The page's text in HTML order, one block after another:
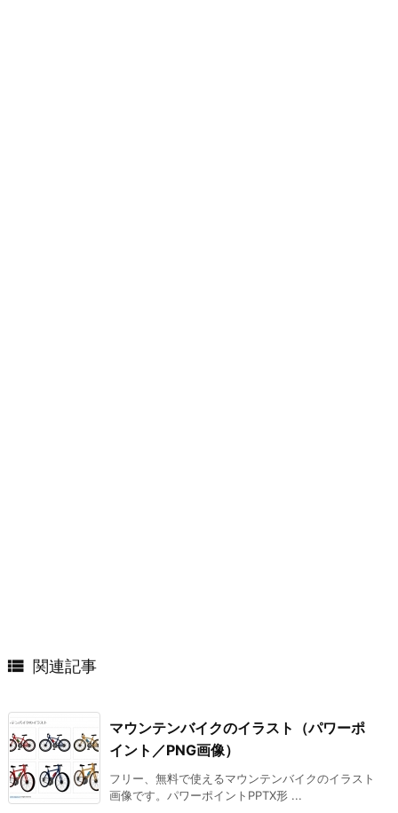
 関連記事
マウンテンバイクのイラスト（パワーポ
イント／PNG画像）
フリー、無料で使えるマウンテンバイクのイラスト
画像です。パワーポイントPPTX形 ...